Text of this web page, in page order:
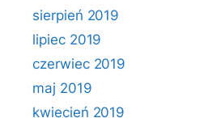
sierpień 2019
lipiec 2019
czerwiec 2019
maj 2019
kwiecień 2019